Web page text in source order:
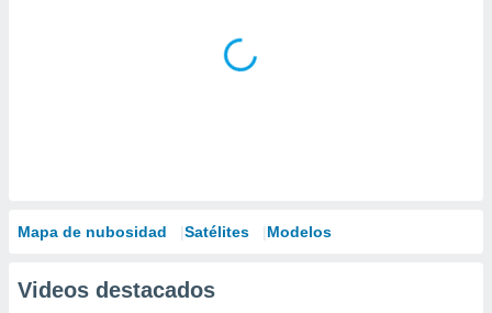
Mapa de nubosidad Satélites Modelos
Videos destacados